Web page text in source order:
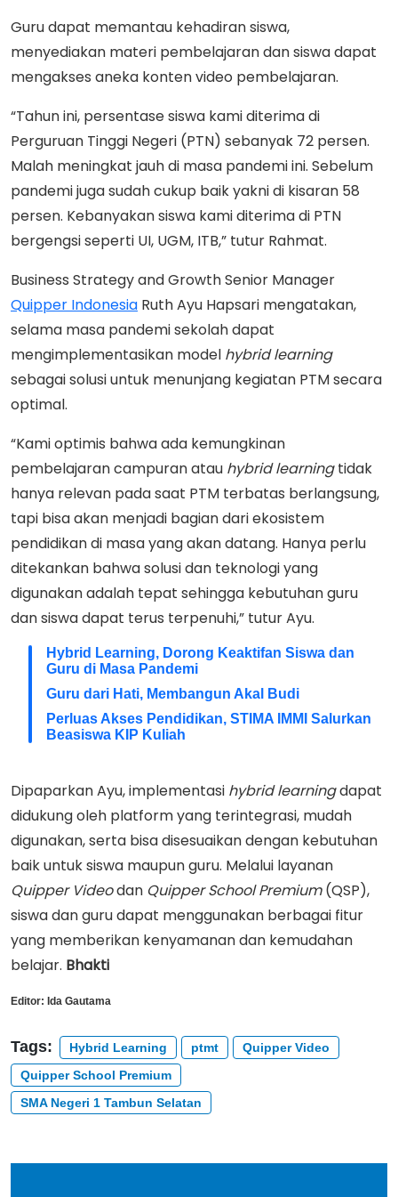
Guru dapat memantau kehadiran siswa,
menyediakan materi pembelajaran dan siswa dapat
mengakses aneka konten video pembelajaran.
“Tahun ini, persentase siswa kami diterima di
Perguruan Tinggi Negeri (PTN) sebanyak 72 persen.
Malah meningkat jauh di masa pandemi ini. Sebelum
pandemi juga sudah cukup baik yakni di kisaran 58
persen. Kebanyakan siswa kami diterima di PTN
bergengsi seperti UI, UGM, ITB,” tutur Rahmat.
Business Strategy and Growth Senior Manager
Quipper Indonesia Ruth Ayu Hapsari mengatakan,
selama masa pandemi sekolah dapat
mengimplementasikan model hybrid learning
sebagai solusi untuk menunjang kegiatan PTM secara
optimal.
“Kami optimis bahwa ada kemungkinan
pembelajaran campuran atau hybrid learningtidak
hanya relevan pada saat PTM terbatas berlangsung,
tapi bisa akan menjadi bagian dari ekosistem
pendidikan di masa yang akan datang. Hanya perlu
ditekankan bahwa solusi dan teknologi yang
digunakan adalah tepat sehingga kebutuhan guru
dan siswa dapat terus terpenuhi,” tutur Ayu.
Hybrid Learning, Dorong Keaktifan Siswa dan
Guru di Masa Pandemi
Guru dari Hati, Membangun Akal Budi
Perluas Akses Pendidikan, STIMA IMMI Salurkan
Beasiswa KIP Kuliah
Dipaparkan Ayu, implementasi hybrid learningdapat
didukung oleh platform yang terintegrasi, mudah
digunakan, serta bisa disesuaikan dengan kebutuhan
baik untuk siswa maupun guru. Melalui layanan
Quipper Videodan Quipper School Premium(QSP),
siswa dan guru dapat menggunakan berbagai fitur
yang memberikan kenyamanan dan kemudahan
belajar. Bhakti
Editor: Ida Gautama
Tags: Hybrid Learning ptmt
Quipper Video
Quipper School Premium
SMA Negeri 1 Tambun Selatan